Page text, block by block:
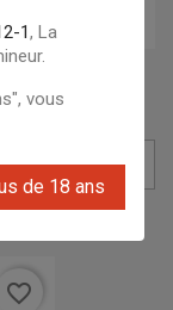
1, La
vous
de 18 ans

favorite_border